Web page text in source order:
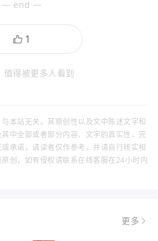
— end —
值得被更多人看到
本站无关。其原创性以及文中陈述文字和
中全部或者部分内容、文字的真实性、完
承诺，请读者仅作参考，并请自行核实相
创，如有侵权请联系在线客服在24小时内
更多